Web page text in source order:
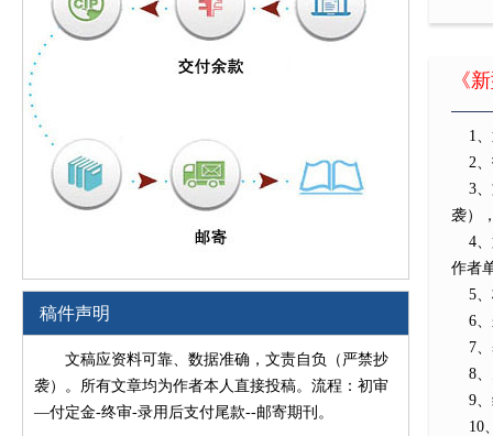
《
1、
2、
3、
袭）
4、
作者
5、
6、
7、
8、
9、
10
稿件声明
文稿应资料可靠、数据准确，文责自负（严禁抄
袭）。所有文章均为作者本人直接投稿。流程：初审
—付定金-终审-录用后支付尾款--邮寄期刊。